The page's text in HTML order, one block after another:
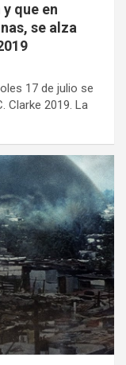
que en
se alza
17 de julio se
Clarke 2019. La